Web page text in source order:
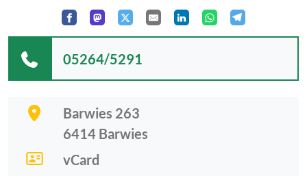
Barwies 263
6414 Barwies
vCard
05264/5291